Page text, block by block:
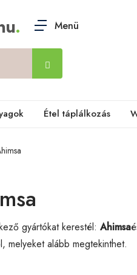
. Menü
Étel táplálkozás
gyártókat kerestél: Ahimsa
melyeket alább megtekinthet.